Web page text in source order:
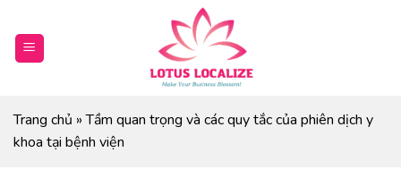
content
Trang chủ »Tầm quan trọng và các quy tắc của phiên dịch y
khoa tại bệnh viện